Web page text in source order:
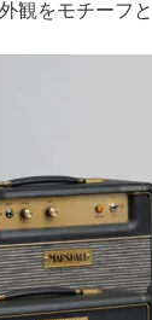
観をモチーフ